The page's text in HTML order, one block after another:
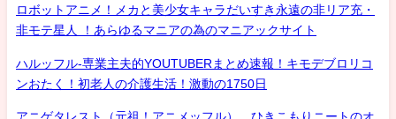
ロボットアニメ！メカと美少女キャラだいすき永遠の非リア充・
非モテ星人 ！あらゆるマニアの為のマニアックサイト
ハルッフル-専業主夫的YOUTUBERまとめ速報！キモデブロリコ
ンおたく！初老人の介護生活！激動の1750日
アニゲタレスト（元祖！アニメッフル） ひきこもりニートのオ